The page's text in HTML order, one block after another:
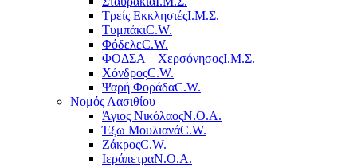
Τρείς ΕκκλησιέςΙ.Μ.Σ.
ΤυμπάκιC.W.
ΦόδελεC.W.
ΦΟΔΣΑ – ΧερσόνησοςΙ.Μ.Σ.
ΧόνδροςC.W.
Ψαρή ΦοράδαC.W.
Νομός Λασιθίου
Άγιος ΝικόλαοςΝ.Ο.Α.
Έξω ΜουλιανάC.W.
ΖάκροςC.W.
ΙεράπετραΝ.Ο.Α.